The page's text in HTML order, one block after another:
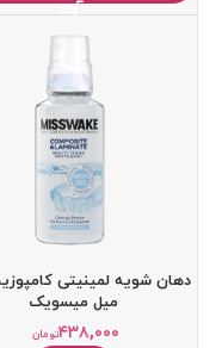
میل میسویک
تومان۴۳۸,۰۰۰